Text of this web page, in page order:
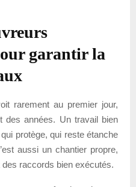
garantir la
rarement au premier jour,
des années. Un travail bien
protège, qui reste étanche
aussi un chantier propre,
raccords bien exécutés.